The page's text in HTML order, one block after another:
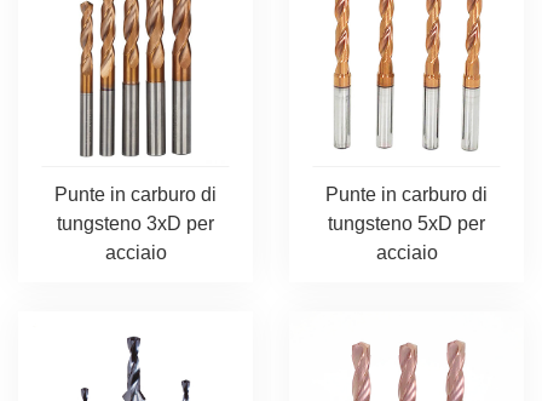
Punte in carburo di
tungsteno 3xD per
acciaio
Punte in carburo di
tungsteno 5xD per
acciaio